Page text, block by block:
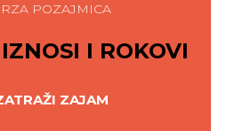
POZAJMICA
I ROKOVI
ZAJAM